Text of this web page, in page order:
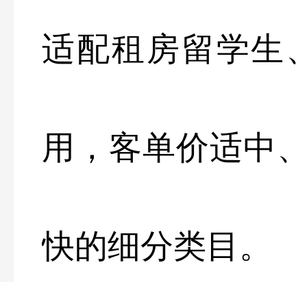
适配租房留学生
用，客单价适中
快的细分类目。